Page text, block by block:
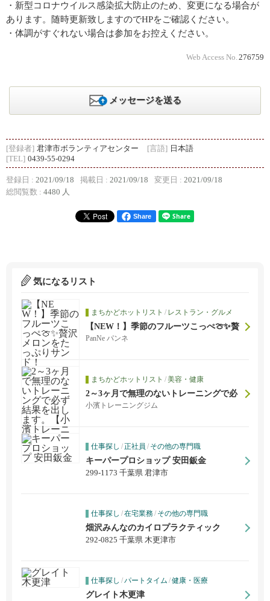
・新型コロナウイルス感染拡大防止のため、変更になる場合が
あります。随時更新致しますのでHPをご確認ください。
・体調がすぐれない場合は参加をお控えください。
Web Access No. 276759
メッセージを送る
[登録者] 君津市ボランティアセンター [言語] 日本語
[TEL] 0439-55-0294
登録日 : 2021/09/18 掲載日 : 2021/09/18 変更日 : 2021/09/18
総閲覧数 : 4480 人
Share
気になるリスト
まちかどホットリスト / レストラン・グルメ
【NEW！】季節のフルーツこっぺ🍈✨贅
沢メロンをたっぷりサンド！
PanNe パンネ
まちかどホットリスト /美容・健康
2～3ヶ月で無理のないトレーニングで必
ず結果を出します。【小濱トレーニング
小濱トレーニングジム
仕事探し /正社員 / その他の専門職
キーパープロショップ 安田鈑金
299-1173 千葉県 君津市
仕事探し /在宅業務/ その他の専門職
畑沢みんなのカイロプラクティック
292-0825 千葉県 木更津市
仕事探し /パートタイム /健康・医療
グレイト木更津